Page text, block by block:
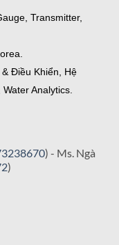
Transmitter,
Điều Khiển, Hệ
Analytics.
) - Ms. Ngà
)